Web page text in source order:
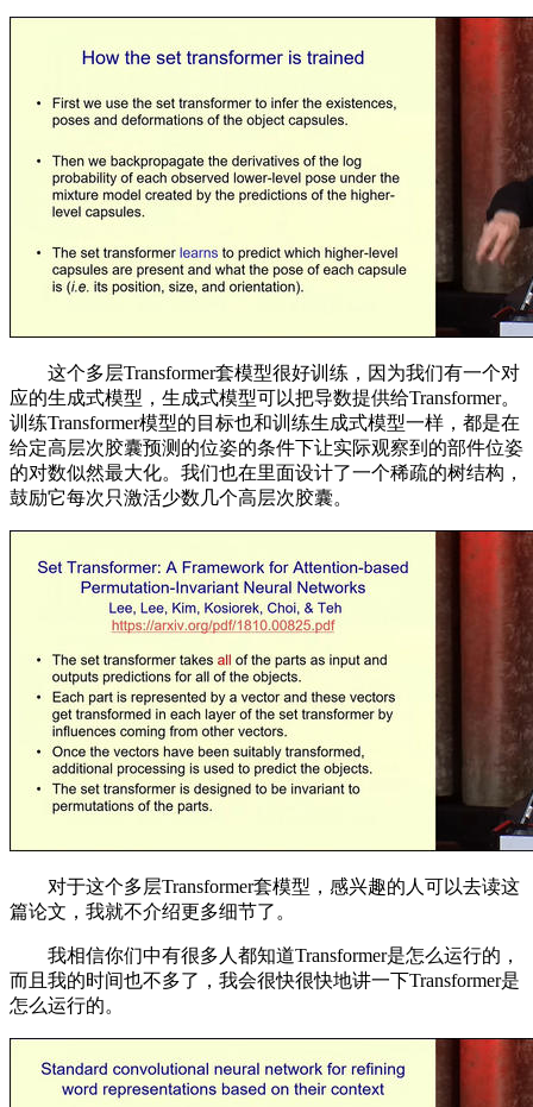
这个多层Transformer套模型很好训练，因为我们有一个对
应的生成式模型，生成式模型可以把导数提供给Transformer。
训练Transformer模型的目标也和训练生成式模型一样，都是在
给定高层次胶囊预测的位姿的条件下让实际观察到的部件位姿
的对数似然最大化。我们也在里面设计了一个稀疏的树结构，
鼓励它每次只激活少数几个高层次胶囊。
对于这个多层Transformer套模型，感兴趣的人可以去读这
篇论文，我就不介绍更多细节了。
我相信你们中有很多人都知道Transformer是怎么运行的，
而且我的时间也不多了，我会很快很快地讲一下Transformer是
怎么运行的。